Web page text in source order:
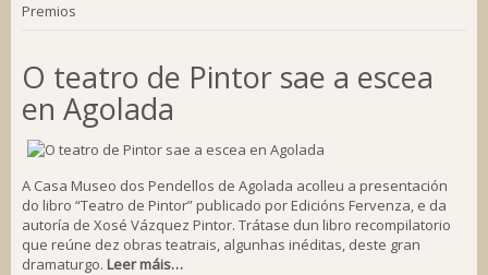
Premios
O teatro de Pintor sae a escea
en Agolada
A Casa Museo dos Pendellos de Agolada acolleu a presentación
do libro “Teatro de Pintor” publicado por Edicións Fervenza, e da
autoría de Xosé Vázquez Pintor. Trátase dun libro recompilatorio
que reúne dez obras teatrais, algunhas inéditas, deste gran
dramaturgo. Leer máis…